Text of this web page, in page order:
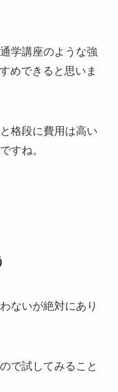
学講座のような強
めできると思いま
格段に費用は高い
すね。
ないが絶対にあり
で試してみること